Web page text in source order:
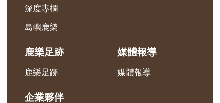
深度專欄
島嶼鹿樂
鹿樂足跡
鹿樂足跡
媒體報導
媒體報導
企業夥伴